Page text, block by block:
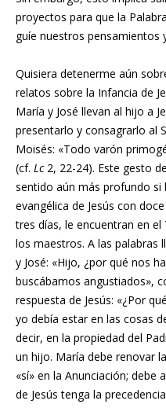
proyectos para que la
guíe nuestros pensamientos
Quisiera detenerme aún
relatos sobre la Infancia de
María y José llevan al hijo a
presentarlo y consagrarlo al
Moisés: «Todo varón
(cf. Lc2, 22-24). Este gesto
sentido aún más profundo si
evangélica de Jesús con
tres días, le encuentran en
los maestros. A las palabras
y José: «Hijo, ¿por qué nos
buscábamos angustiados»,
respuesta de Jesús: «¿Por
yo debía estar en las cosas
decir, en la propiedad del
un hijo. María debe renovar
«sí» en la Anunciación; debe
de Jesús tenga la